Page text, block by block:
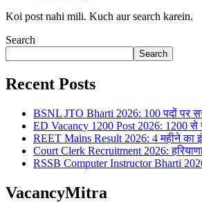
Koi post nahi mili. Kuch aur search karein.
Search
Search
Recent Posts
BSNL JTO Bharti 2026: 100 पदों पर
ED Vacancy 1200 Post 2026: 1200 से
REET Mains Result 2026: 4 महीने का
Court Clerk Recruitment 2026:
RSSB Computer Instructor Bharti
VacancyMitra